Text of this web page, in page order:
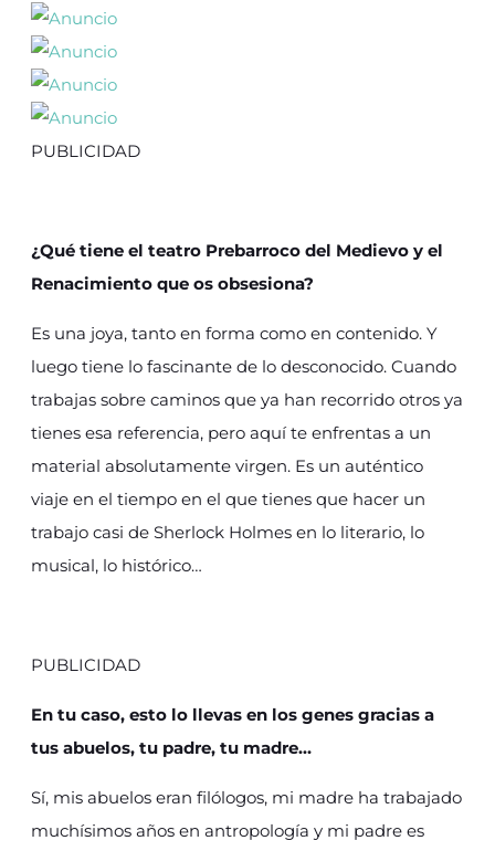
PUBLICIDAD
¿Qué tiene el teatro Prebarroco del Medievo y el
Renacimiento que os obsesiona?
Es una joya, tanto en forma como en contenido. Y
luego tiene lo fascinante de lo desconocido. Cuando
trabajas sobre caminos que ya han recorrido otros ya
tienes esa referencia, pero aquí te enfrentas a un
material absolutamente virgen. Es un auténtico
viaje en el tiempo en el que tienes que hacer un
trabajo casi de Sherlock Holmes en lo literario, lo
musical, lo histórico…
PUBLICIDAD
En tu caso, esto lo llevas en los genes gracias a
tus abuelos, tu padre, tu madre…
Sí, mis abuelos eran filólogos, mi madre ha trabajado
muchísimos años en antropología y mi padre es